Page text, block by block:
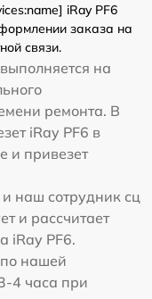
iRay PF6
заказа на
связи.
выполняется на
ремонта. В
iRay PF6 в
и привезет
наш сотрудник сц
и рассчитает
iRay PF6.
нашей
4 часа при